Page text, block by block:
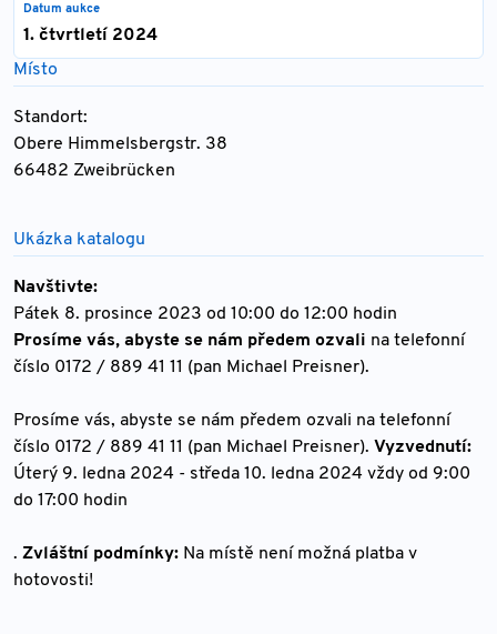
Datum aukce
1. čtvrtletí 2024
Místo
Standort:
Obere Himmelsbergstr. 38
66482 Zweibrücken
Ukázka katalogu
Navštivte:
Pátek 8. prosince 2023 od 10:00 do 12:00 hodin
Prosíme vás, abyste se nám předem ozvali na telefonní
číslo 0172 / 889 41 11 (pan Michael Preisner).
Prosíme vás, abyste se nám předem ozvali na telefonní
číslo 0172 / 889 41 11 (pan Michael Preisner). Vyzvednutí:
Úterý 9. ledna 2024 - středa 10. ledna 2024 vždy od 9:00
do 17:00 hodin
. Zvláštní podmínky: Na místě není možná platba v
hotovosti!